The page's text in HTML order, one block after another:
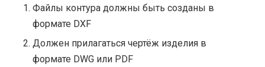
Файлы контура должны быть созданы в
формате DXF
Должен прилагаться чертёж изделия в
формате DWG или PDF